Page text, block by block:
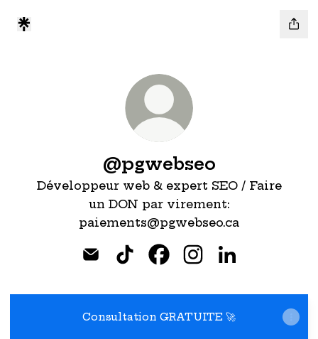
@pgwebseo
Développeur web & expert SEO / Faire
un DON par virement:
paiements@pgwebseo.ca
Consultation GRATUITE 🚀